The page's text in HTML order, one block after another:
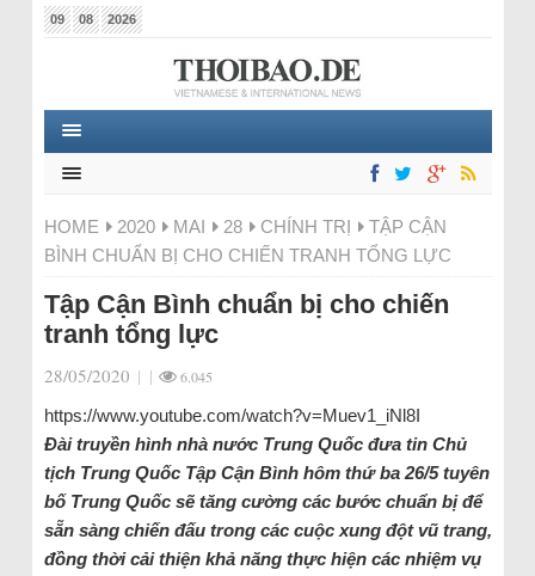
09 08 2026
HOME 2020 MAI 28 CHÍNH TRỊ
TẬP CẬN
BÌNH CHUẨN BỊ CHO CHIẾN TRANH TỔNG LỰC
Tập Cận Bình chuẩn bị cho chiến
tranh tổng lực
28/05/2020 | | 6.045
https://www.youtube.com/watch?v=Muev1_iNl8I
Đài truyền hình nhà nước Trung Quốc đưa tin Chủ
tịch Trung Quốc Tập Cận Bình hôm thứ ba 26/5 tuyên
bố Trung Quốc sẽ tăng cường các bước chuẩn bị để
sẵn sàng chiến đấu trong các cuộc xung đột vũ trang,
đồng thời cải thiện khả năng thực hiện các nhiệm vụ